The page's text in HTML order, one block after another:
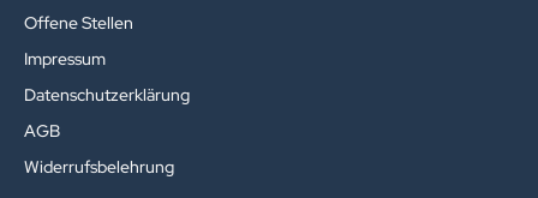
Offene Stellen
Impressum
Datenschutzerklärung
AGB
Widerrufsbelehrung